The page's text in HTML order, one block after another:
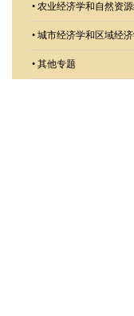
• 农业经济学和自然资
• 城市经济学和区域经
• 其他专题